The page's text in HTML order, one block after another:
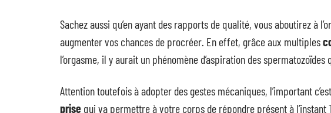
Sachez aussi qu’en ayant des rapports de qualité, vous aboutirez à
augmenter vos chances de procréer. En effet, grâce aux multiples
l’orgasme, il y aurait un phénomène d’aspiration des
Attention toutefois à adopter des gestes mécaniques, l’important
prise qui va permettre à votre corps de répondre présent à l’instant